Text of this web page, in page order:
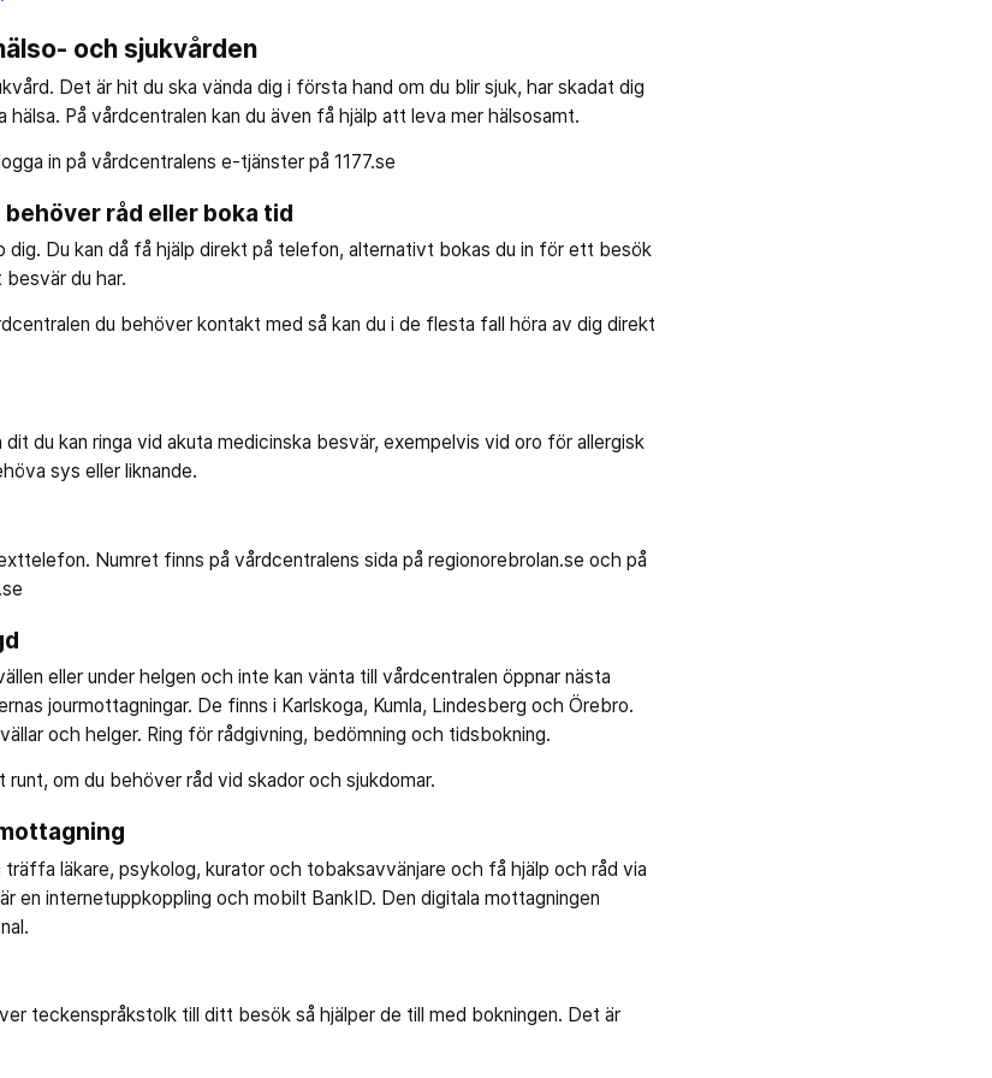
och sjukvården
Det är hit du ska vända dig i första hand om du blir sjuk, har skadat dig
På vårdcentralen kan du även få hjälp att leva mer hälsosamt.
in på vårdcentralens e-tjänster på 1177.se
råd eller boka tid
dig. Du kan då få hjälp direkt på telefon, alternativt bokas du in för ett besök
du har.
du behöver kontakt med så kan du i de flesta fall höra av dig direkt
du kan ringa vid akuta medicinska besvär, exempelvis vid oro för allergisk
sys eller liknande.
Numret finns på vårdcentralens sida på regionorebrolan.se och på
eller under helgen och inte kan vänta till vårdcentralen öppnar nästa
jourmottagningar. De finns i Karlskoga, Kumla, Lindesberg och Örebro.
och helger. Ring för rådgivning, bedömning och tidsbokning.
runt, om du behöver råd vid skador och sjukdomar.
träffa läkare, psykolog, kurator och tobaksavvänjare och få hjälp och råd via
en internetuppkoppling och mobilt BankID. Den digitala mottagningen
teckenspråkstolk till ditt besök så hjälper de till med bokningen. Det är